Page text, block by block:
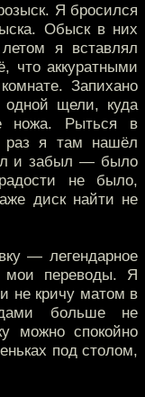
Я бросился
Обыск в них
я вставлял
что аккуратными
Запихано
одной щели, куда
ножа. Рыться в
раз я там нашёл
и забыл — было
не было,
диск найти не
— легендарное
мои переводы. Я
не кричу матом в
больше не
можно спокойно
под столом,